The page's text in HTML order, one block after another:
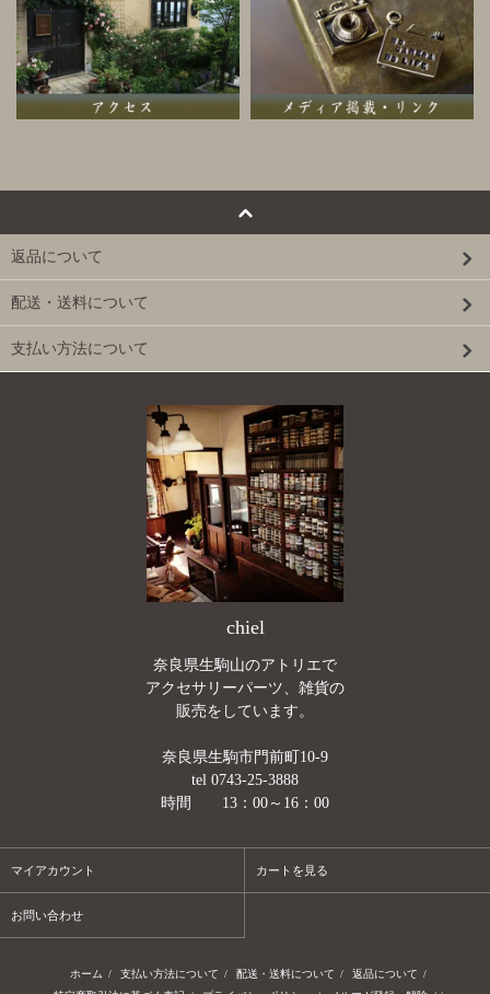
返品について
配送・送料について
支払い方法について
chiel
奈良県生駒山のアトリエで
アクセサリーパーツ、雑貨の
販売をしています。
奈良県生駒市門前町10-9
tel 0743-25-3888
時間 13：00～16：00
マイアカウント カートを見る
お問い合わせ
ホーム / 支払い方法について / 配送・送料について / 返品について /